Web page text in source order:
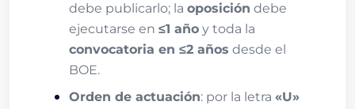
debe publicarlo; la oposición debe
ejecutarse en ≤1 año y toda la
convocatoria en ≤2 años desde el
BOE.
Orden de actuación: por la letra «U»